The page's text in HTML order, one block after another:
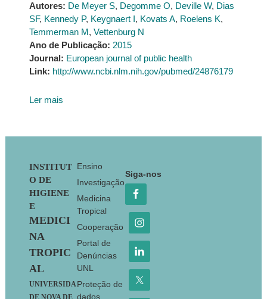
Autores: De Meyer S, Degomme O, Deville W, Dias
SF, Kennedy P, Keygnaert I, Kovats A, Roelens K,
Temmerman M, Vettenburg N
Ano de Publicação: 2015
Journal: European journal of public health
Link: http://www.ncbi.nlm.nih.gov/pubmed/24876179
Ler mais
Footer
INSTITUT
O DE
HIGIENE
E
MEDICI
NA
TROPIC
AL
UNIVERSIDA
DE NOVA DE
Ensino
Investigação
Medicina
Tropical
Cooperação
Portal de
Denúncias
UNL
Proteção de
dados
Siga-nos